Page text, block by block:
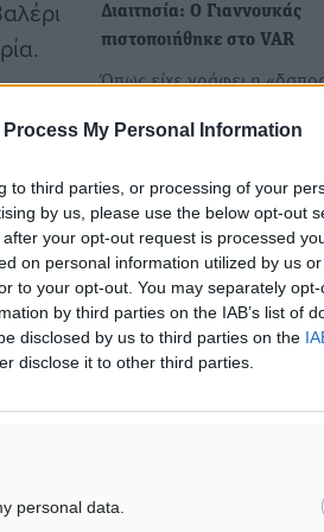
Process My Personal Information
to third parties, or processing of your
by us, please use the below opt-out
your opt-out request is processed
on personal information utilized by us
to your opt-out. You may separately
by third parties on the IAB’s list of
disclosed by us to third parties on the
disclose it to other third parties.
personal data.
Διαιτησία: Ο Γιαννουκάς
πιστοποιήθηκε στο VAR
Όπως είχε γράφει η
είχαν…
Ο Τάσος Γιαννουκάς σε
πιστοποίηση VAR
Ο Τάσος Γιαννουκάς του
συνδέσμου της
είναι ένας εκ των 17…